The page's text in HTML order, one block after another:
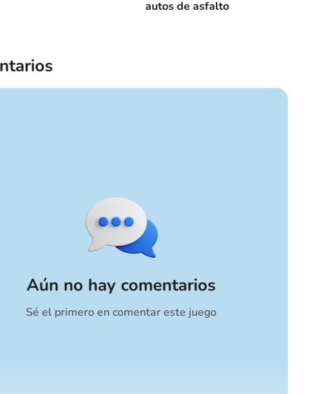
autos de asfalto
Aún no hay comentarios
Sé el primero en comentar este juego